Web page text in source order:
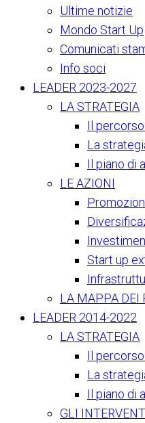
Ultime notizie
Mondo Start Up
Comunicati
Info soci
LEADER 2023-2027
LA STRATEGIA
Il
La
Il piano di
LE AZIONI
Start up
LA MAPPA DEI
LEADER 2014-2022
LA STRATEGIA
Il
La
Il piano di
GLI